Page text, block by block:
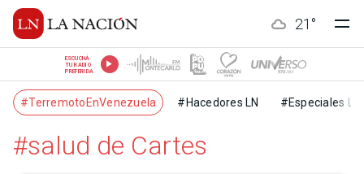
21 °
ESCUCHÁ
TU RADIO
PREFERIDA
#TerremotoEnVenezuela #Hacedores LN #Especiales LN
#salud de Cartes